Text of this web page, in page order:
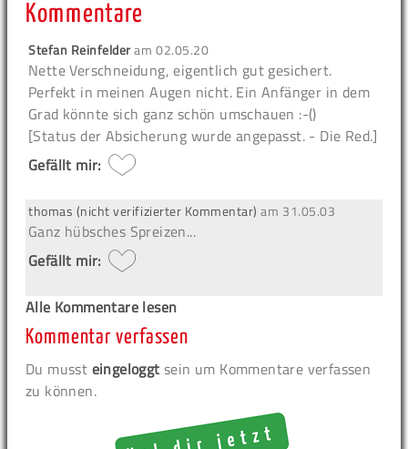
Kommentare
Stefan Reinfelderam02.05.20
Nette Verschneidung, eigentlich gut gesichert.
Perfekt in meinen Augen nicht. Ein Anfänger in dem
Grad könnte sich ganz schön umschauen :-()
[Status der Absicherung wurde angepasst. - Die Red.]
Gefällt mir:
thomas (nicht verifizierter Kommentar) am 31.05.03
Ganz hübsches Spreizen...
Gefällt mir:
Alle Kommentare lesen
Kommentar verfassen
Du musst eingeloggt sein um Kommentare verfassen
zu können.